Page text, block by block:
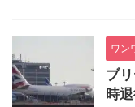
ワン
ブ
時